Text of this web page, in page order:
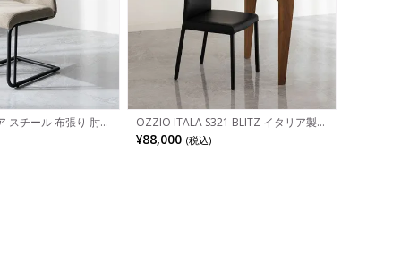
スチール 布張り 肘な
チェア ファブリック
す ダイニング リビ
OZZIO ITALA S321 BLITZ イタリア製
ダイニングチェア サイドチェア 総革張
モダン ハイバック
¥88,000 (税込)